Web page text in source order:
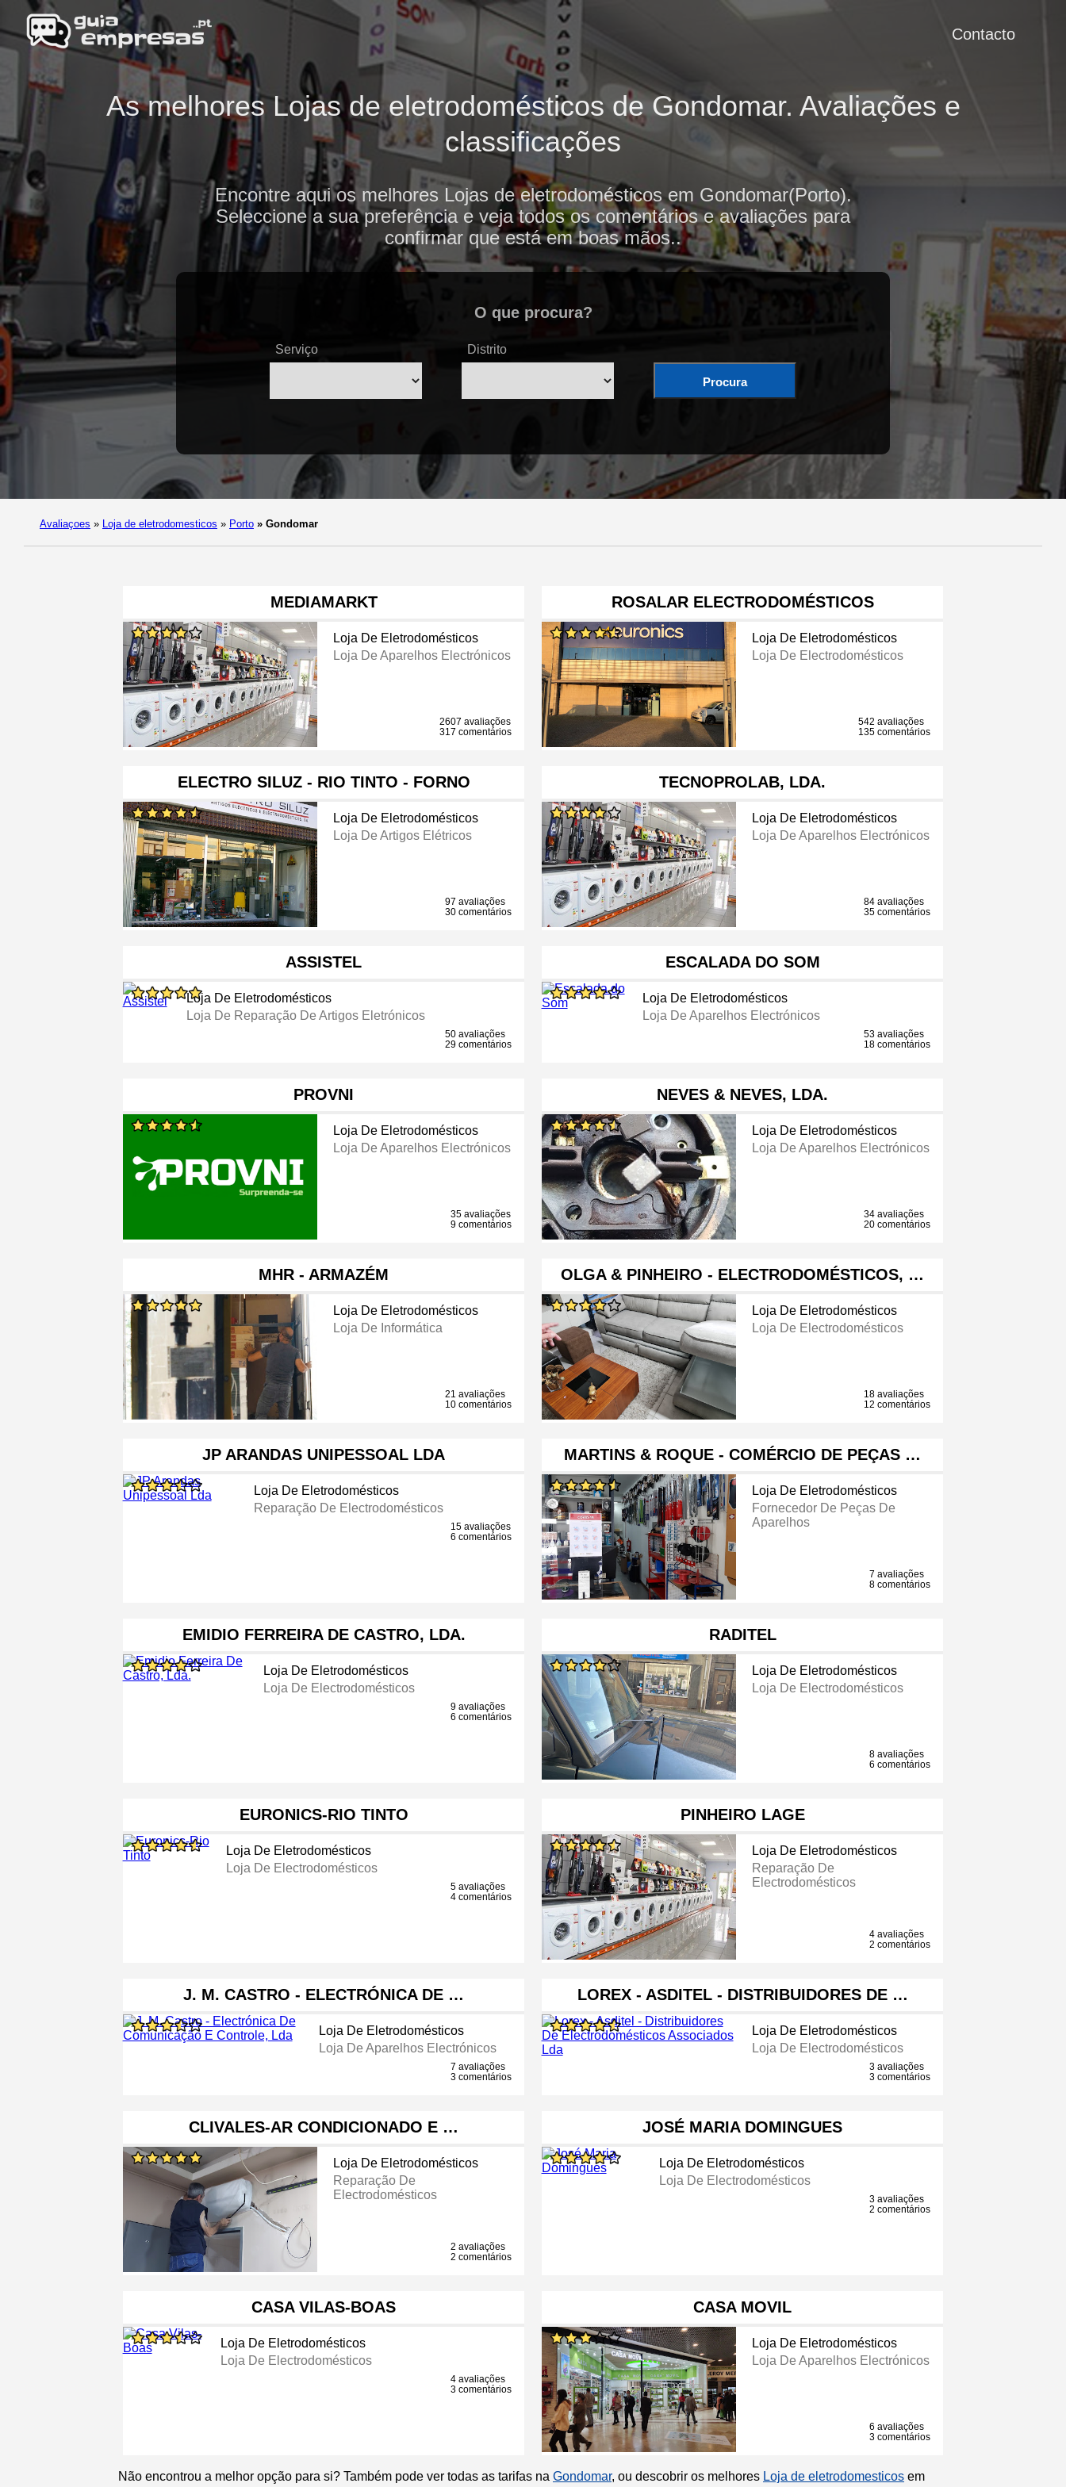
Contacto
As melhores Lojas de eletrodomésticos de Gondomar. Avaliações e
classificações
Encontre aqui os melhores Lojas de eletrodomésticos em Gondomar(Porto).
Seleccione a sua preferência e veja todos os comentários e avaliações para
confirmar que está em boas mãos..
O que procura?
Serviço Distrito
Procura
Avaliaçoes » Loja de eletrodomesticos » Porto » Gondomar
MEDIAMARKT
Loja De Eletrodomésticos
Loja De Aparelhos Electrónicos
2607 avaliações
317 comentários
ROSALAR ELECTRODOMÉSTICOS
Loja De Eletrodomésticos
Loja De Electrodomésticos
542 avaliações
135 comentários
ELECTRO SILUZ - RIO TINTO - FORNO
Loja De Eletrodomésticos
Loja De Artigos Elétricos
97 avaliações
30 comentários
TECNOPROLAB, LDA.
Loja De Eletrodomésticos
Loja De Aparelhos Electrónicos
84 avaliações
35 comentários
ASSISTEL
Loja De Eletrodomésticos
Loja De Reparação De Artigos Eletrónicos
50 avaliações
29 comentários
ESCALADA DO SOM
Loja De Eletrodomésticos
Loja De Aparelhos Electrónicos
53 avaliações
18 comentários
PROVNI
Loja De Eletrodomésticos
Loja De Aparelhos Electrónicos
35 avaliações
9 comentários
NEVES & NEVES, LDA.
Loja De Eletrodomésticos
Loja De Aparelhos Electrónicos
34 avaliações
20 comentários
MHR - ARMAZÉM
Loja De Eletrodomésticos
Loja De Informática
21 avaliações
10 comentários
OLGA & PINHEIRO - ELECTRODOMÉSTICOS, …
Loja De Eletrodomésticos
Loja De Electrodomésticos
18 avaliações
12 comentários
JP ARANDAS UNIPESSOAL LDA
Loja De Eletrodomésticos
Reparação De Electrodomésticos
15 avaliações
6 comentários
MARTINS & ROQUE - COMÉRCIO DE PEÇAS …
Loja De Eletrodomésticos
Fornecedor De Peças De
Aparelhos
7 avaliações
8 comentários
EMIDIO FERREIRA DE CASTRO, LDA.
Loja De Eletrodomésticos
Loja De Electrodomésticos
9 avaliações
6 comentários
RADITEL
Loja De Eletrodomésticos
Loja De Electrodomésticos
8 avaliações
6 comentários
EURONICS-RIO TINTO
Loja De Eletrodomésticos
Loja De Electrodomésticos
5 avaliações
4 comentários
PINHEIRO LAGE
Loja De Eletrodomésticos
Reparação De
Electrodomésticos
4 avaliações
2 comentários
J. M. CASTRO - ELECTRÓNICA DE …
Loja De Eletrodomésticos
Loja De Aparelhos Electrónicos
7 avaliações
3 comentários
LOREX - ASDITEL - DISTRIBUIDORES DE …
Loja De Eletrodomésticos
Loja De Electrodomésticos
3 avaliações
3 comentários
CLIVALES-AR CONDICIONADO E …
Loja De Eletrodomésticos
Reparação De
Electrodomésticos
2 avaliações
2 comentários
JOSÉ MARIA DOMINGUES
Loja De Eletrodomésticos
Loja De Electrodomésticos
3 avaliações
2 comentários
CASA VILAS-BOAS
Loja De Eletrodomésticos
Loja De Electrodomésticos
4 avaliações
3 comentários
CASA MOVIL
Loja De Eletrodomésticos
Loja De Aparelhos Electrónicos
6 avaliações
3 comentários
Não encontrou a melhor opção para si? Também pode ver todas as tarifas na Gondomar, ou descobrir os melhores Loja de eletrodomesticos em